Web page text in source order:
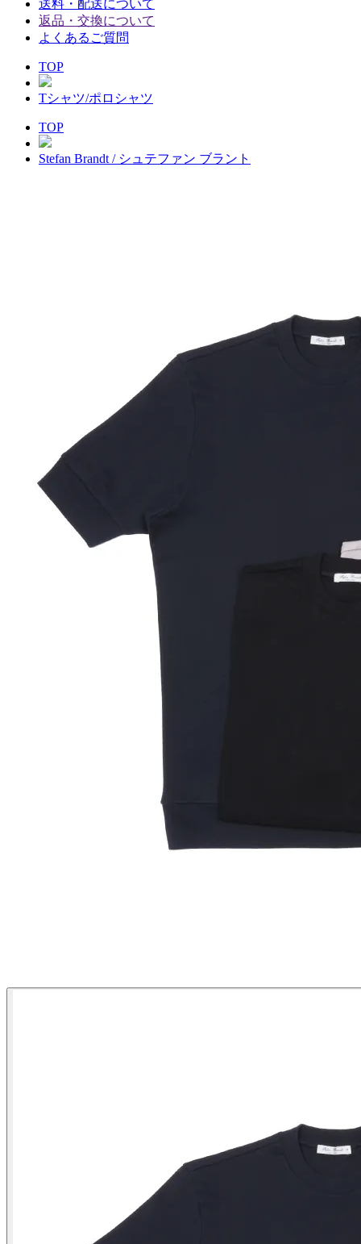
送料・配送について
返品・交換について
よくあるご質問
TOP
Tシャツ/ポロシャツ
TOP
Stefan Brandt / シュテファン ブラント